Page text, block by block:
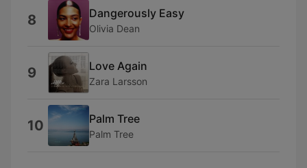
8 Dangerously Easy
Olivia Dean
9 Love Again
Zara Larsson
10 Palm Tree
Palm Tree